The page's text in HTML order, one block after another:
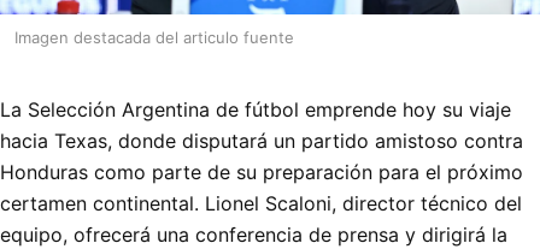
Imagen destacada del articulo fuente
La Selección Argentina de fútbol emprende hoy su viaje
hacia Texas, donde disputará un partido amistoso contra
Honduras como parte de su preparación para el próximo
certamen continental. Lionel Scaloni, director técnico del
equipo, ofrecerá una conferencia de prensa y dirigirá la